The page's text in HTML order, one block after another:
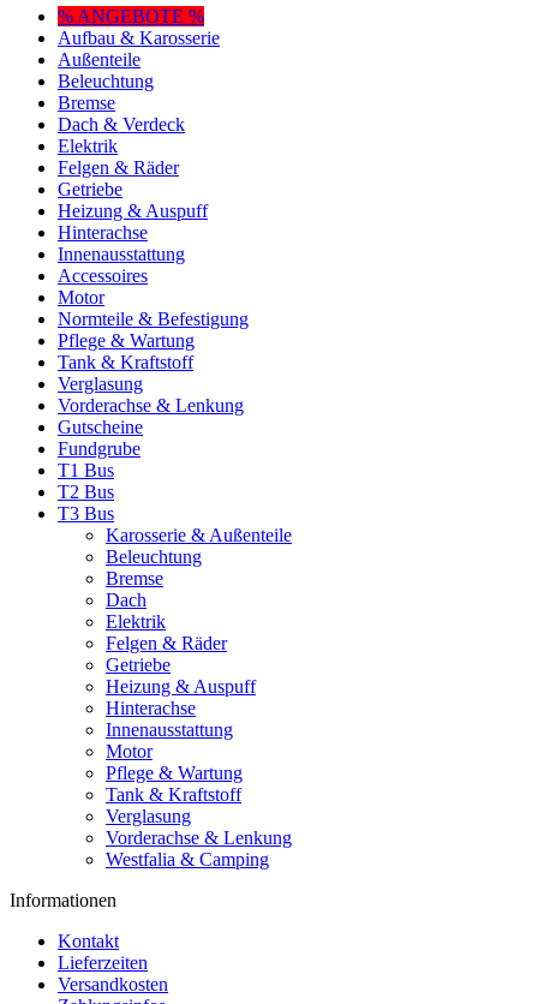
% ANGEBOTE %
Aufbau & Karosserie
Außenteile
Beleuchtung
Bremse
Dach & Verdeck
Elektrik
Felgen & Räder
Getriebe
Heizung & Auspuff
Hinterachse
Innenausstattung
Accessoires
Motor
Normteile & Befestigung
Pflege & Wartung
Tank & Kraftstoff
Verglasung
Vorderachse & Lenkung
Gutscheine
Fundgrube
T1 Bus
T2 Bus
T3 Bus
Karosserie & Außenteile
Beleuchtung
Bremse
Dach
Elektrik
Felgen & Räder
Getriebe
Heizung & Auspuff
Hinterachse
Innenausstattung
Motor
Pflege & Wartung
Tank & Kraftstoff
Verglasung
Vorderachse & Lenkung
Westfalia & Camping
Informationen
Kontakt
Lieferzeiten
Versandkosten